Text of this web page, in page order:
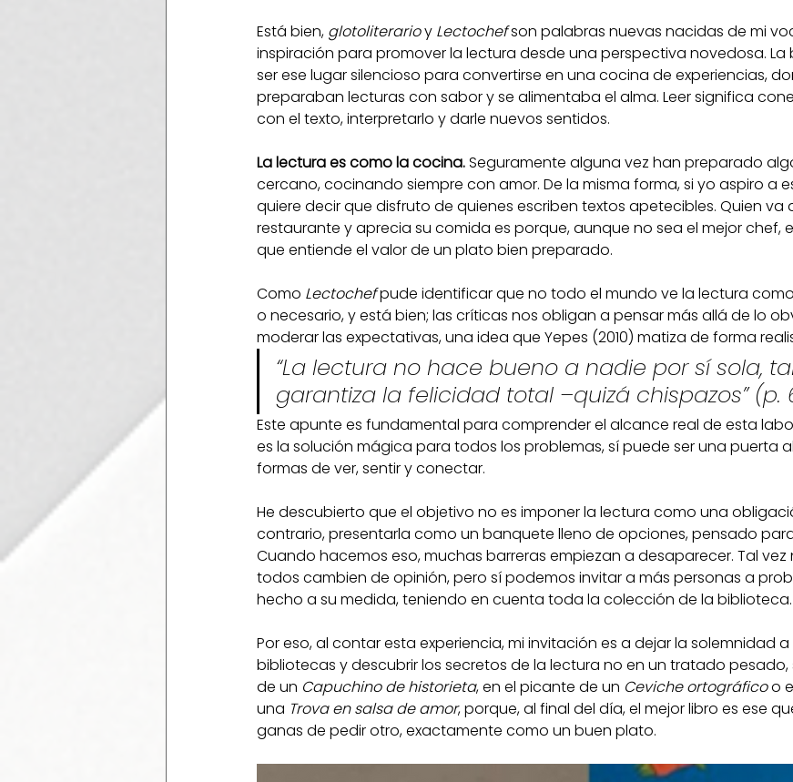
Está bien, glotoliterario y Lectochef son palabras nuevas nacidas de mi
inspiración para promover la lectura desde una perspectiva novedosa.
ser ese lugar silencioso para convertirse en una cocina de experiencias,
preparaban lecturas con sabor y se alimentaba el alma. Leer significa
con el texto, interpretarlo y darle nuevos sentidos.
La lectura es como la cocina. Seguramente alguna vez han preparado
cercano, cocinando siempre con amor. De la misma forma, si yo aspiro a
quiere decir que disfruto de quienes escriben textos apetecibles. Quien va
restaurante y aprecia su comida es porque, aunque no sea el mejor chef,
que entiende el valor de un plato bien preparado.
Como Lectochef pude identificar que no todo el mundo ve la lectura
o necesario, y está bien; las críticas nos obligan a pensar más allá de lo
moderar las expectativas, una idea que Yepes (2010) matiza de forma
“La lectura no hace bueno a nadie por sí sola,
garantiza la felicidad total –quizá chispazos” (p.
Este apunte es fundamental para comprender el alcance real de esta
es la solución mágica para todos los problemas, sí puede ser una puerta
formas de ver, sentir y conectar.
He descubierto que el objetivo no es imponer la lectura como una
contrario, presentarla como un banquete lleno de opciones, pensado
Cuando hacemos eso, muchas barreras empiezan a desaparecer. Tal
todos cambien de opinión, pero sí podemos invitar a más personas a
hecho a su medida, teniendo en cuenta toda la colección de la biblioteca.
Por eso, al contar esta experiencia, mi invitación es a dejar la solemnidad a
bibliotecas y descubrir los secretos de la lectura no en un tratado pesado,
de un Capuchino de historieta, en el picante de un Ceviche ortográfico o
una Trova en salsa de amor, porque, al final del día, el mejor libro es ese
ganas de pedir otro, exactamente como un buen plato.